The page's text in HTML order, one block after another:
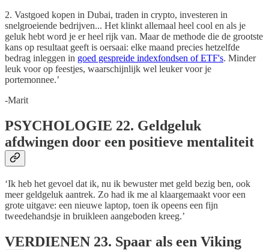
2. Vastgoed kopen in Dubai, traden in crypto, investeren in
snelgroeiende bedrijven... Het klinkt allemaal heel cool en als je
geluk hebt word je er heel rijk van. Maar de methode die de grootste
kans op resultaat geeft is oersaai: elke maand precies hetzelfde
bedrag inleggen in goed gespreide indexfondsen of ETF's. Minder
leuk voor op feestjes, waarschijnlijk wel leuker voor je
portemonnee.’
-Marit
PSYCHOLOGIE 22. Geldgeluk
afdwingen door een positieve mentaliteit
‘Ik heb het gevoel dat ik, nu ik bewuster met geld bezig ben, ook
meer geldgeluk aantrek. Zo had ik me al klaargemaakt voor een
grote uitgave: een nieuwe laptop, toen ik opeens een fijn
tweedehandsje in bruikleen aangeboden kreeg.’
VERDIENEN 23. Spaar als een Viking